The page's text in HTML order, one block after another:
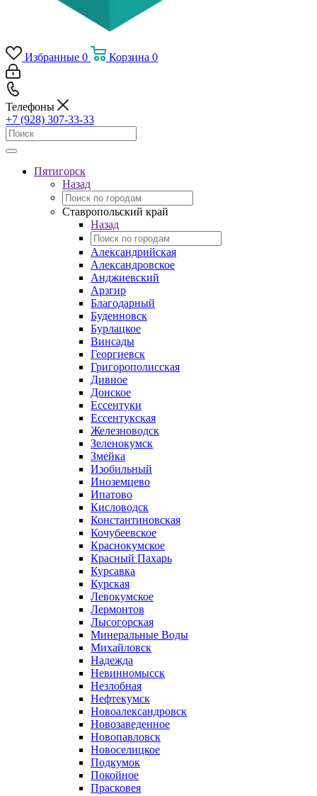
Избранные 0 Корзина 0
Телефоны
+7 (928) 307-33-33
Пятигорск
Назад
Ставропольский край
Назад
Александрийская
Александровское
Анджиевский
Арзгир
Благодарный
Буденновск
Бурлацкое
Винсады
Георгиевск
Григорополисская
Дивное
Донское
Ессентуки
Ессентукская
Железноводск
Зеленокумск
Змейка
Изобильный
Иноземцево
Ипатово
Кисловодск
Константиновская
Кочубеевское
Краснокумское
Красный Пахарь
Курсавка
Курская
Левокумское
Лермонтов
Лысогорская
Минеральные Воды
Михайловск
Надежда
Невинномысск
Незлобная
Нефтекумск
Новоалександровск
Новозаведенное
Новопавловск
Новоселицкое
Подкумок
Покойное
Прасковея